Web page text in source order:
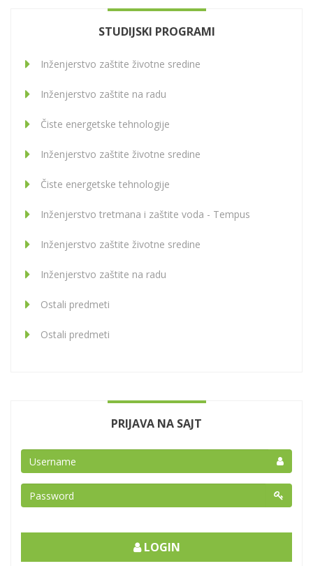
STUDIJSKI PROGRAMI
Inženjerstvo zaštite životne sredine
Inženjerstvo zaštite na radu
Čiste energetske tehnologije
Inženjerstvo zaštite životne sredine
Čiste energetske tehnologije
Inženjerstvo tretmana i zaštite voda - Tempus
Inženjerstvo zaštite životne sredine
Inženjerstvo zaštite na radu
Ostali predmeti
Ostali predmeti
PRIJAVA NA SAJT
LOGIN